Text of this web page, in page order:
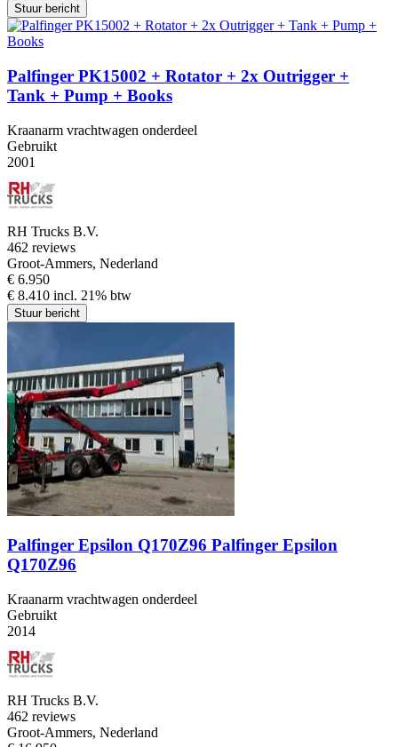
Stuur bericht
Palfinger PK15002 + Rotator + 2x Outrigger +
Tank + Pump + Books
Kraanarm vrachtwagen onderdeel
Gebruikt
2001
RH Trucks B.V.
462 reviews
Groot-Ammers, Nederland
€ 6.950
€ 8.410 incl. 21% btw
Stuur bericht
Palfinger Epsilon Q170Z96 Palfinger Epsilon
Q170Z96
Kraanarm vrachtwagen onderdeel
Gebruikt
2014
RH Trucks B.V.
462 reviews
Groot-Ammers, Nederland